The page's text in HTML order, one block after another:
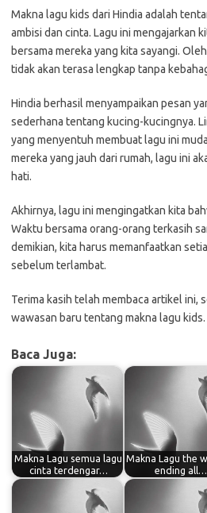
Makna lagu kids dari Hindia adalah
ambisi dan cinta. Lagu ini mengajarkan
bersama mereka yang kita sayangi.
tidak akan terasa lengkap tanpa
Hindia berhasil menyampaikan pesan
sederhana tentang kucing-kucingnya.
yang menyentuh membuat lagu ini
mereka yang jauh dari rumah, lagu ini
hati.
Akhirnya, lagu ini mengingatkan kita
Waktu bersama orang-orang terkasih
demikian, kita harus memanfaatkan
sebelum terlambat.
Terima kasih telah membaca artikel ini,
wawasan baru tentang makna lagu kids.
Baca Juga:
Makna Lagu semua lagu
cinta terdengar…
Makna Lagu the
ending all…